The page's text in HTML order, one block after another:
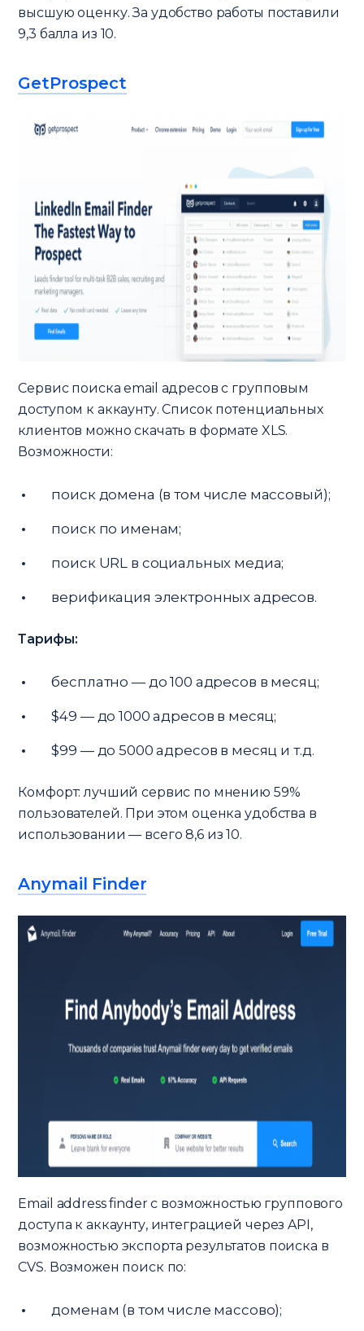
высшую оценку. За удобство работы поставили
9,3 балла из 10.
GetProspect
Сервис поиска email адресов с групповым
доступом к аккаунту. Список потенциальных
клиентов можно скачать в формате XLS.
Возможности:
поиск домена (в том числе массовый);
поиск по именам;
поиск URL в социальных медиа;
верификация электронных адресов.
Тарифы:
бесплатно — до 100 адресов в месяц;
$49 — до 1000 адресов в месяц;
$99 — до 5000 адресов в месяц и т.д.
Комфорт: лучший сервис по мнению 59%
пользователей. При этом оценка удобства в
использовании — всего 8,6 из 10.
Anymail Finder
Email address finder с возможностью группового
доступа к аккаунту, интеграцией через API,
возможностью экспорта результатов поиска в
CVS. Возможен поиск по:
доменам (в том числе массово);